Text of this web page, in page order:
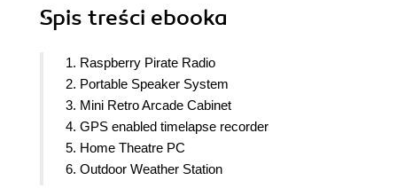
Spis treści ebooka
1. Raspberry Pirate Radio
2. Portable Speaker System
3. Mini Retro Arcade Cabinet
4. GPS enabled timelapse recorder
5. Home Theatre PC
6. Outdoor Weather Station